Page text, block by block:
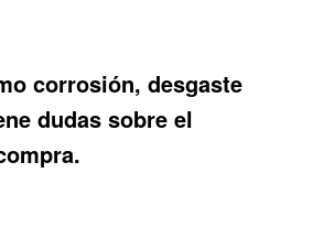
corrosión, desgaste
dudas sobre el